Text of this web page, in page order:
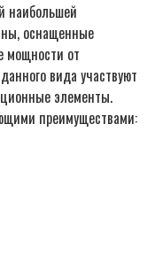
наибольшей
оснащенные
мощности от
вида участвуют
элементы.
преимуществами: